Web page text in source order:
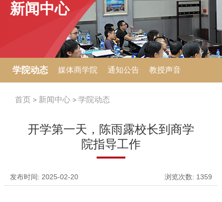
新闻中心
学院动态 媒体商学院 通知公告 教授声音
首页 新闻中心 学院动态
开学第一天，陈雨露校长到商学
院指导工作
发布时间: 2025-02-20 浏览次数: 1359